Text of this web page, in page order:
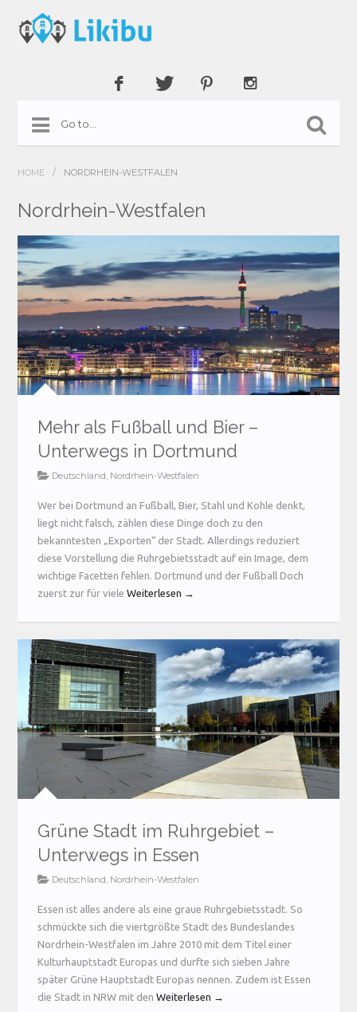
HOME / NORDRHEIN-WESTFALEN
Nordrhein-Westfalen
Mehr als Fußball und Bier –
Unterwegs in Dortmund
Deutschland, Nordrhein-Westfalen
Wer bei Dortmund an Fußball, Bier, Stahl und Kohle denkt,
liegt nicht falsch, zählen diese Dinge doch zu den
bekanntesten „Exporten“ der Stadt. Allerdings reduziert
diese Vorstellung die Ruhrgebietsstadt auf ein Image, dem
wichtige Facetten fehlen. Dortmund und der Fußball Doch
zuerst zur für vieleWeiterlesen →
Grüne Stadt im Ruhrgebiet –
Unterwegs in Essen
Deutschland, Nordrhein-Westfalen
Essen ist alles andere als eine graue Ruhrgebietsstadt. So
schmückte sich die viertgrößte Stadt des Bundeslandes
Nordrhein-Westfalen im Jahre 2010 mit dem Titel einer
Kulturhauptstadt Europas und durfte sich sieben Jahre
später Grüne Hauptstadt Europas nennen. Zudem ist Essen
die Stadt in NRW mit denWeiterlesen →